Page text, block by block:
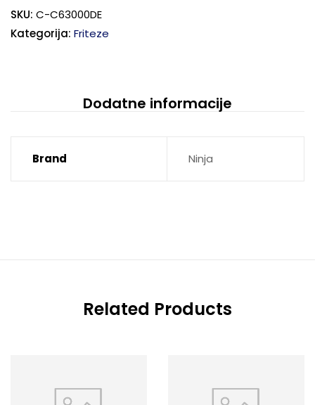
SKU: C-C63000DE
Kategorija: Friteze
Dodatne informacije
Brand Ninja
Related Products